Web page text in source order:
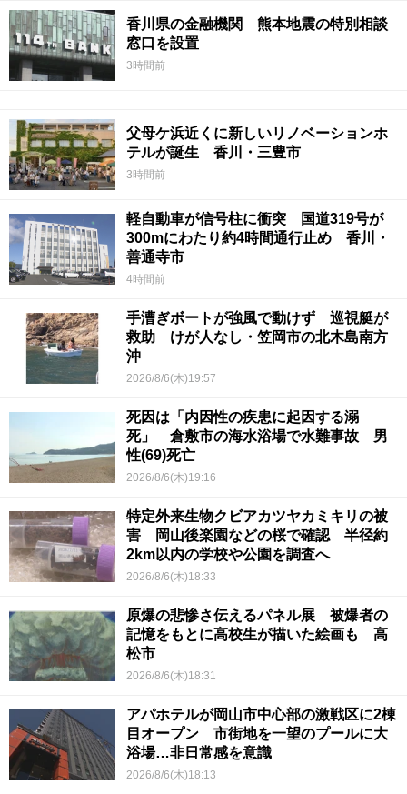
香川県の金融機関 熊本地震の特別相談
窓口を設置
3時間前
父母ケ浜近くに新しいリノベーションホ
テルが誕生 香川・三豊市
3時間前
軽自動車が信号柱に衝突 国道319号が
300mにわたり約4時間通行止め 香川・
善通寺市
4時間前
手漕ぎボートが強風で動けず 巡視艇が
救助 けが人なし・笠岡市の北木島南方
沖
2026/8/6(木)19:57
死因は「内因性の疾患に起因する溺
死」 倉敷市の海水浴場で水難事故 男
性(69)死亡
2026/8/6(木)19:16
特定外来生物クビアカツヤカミキリの被
害 岡山後楽園などの桜で確認 半径約
2km以内の学校や公園を調査へ
2026/8/6(木)18:33
原爆の悲惨さ伝えるパネル展 被爆者の
記憶をもとに高校生が描いた絵画も 高
松市
2026/8/6(木)18:31
アパホテルが岡山市中心部の激戦区に2棟
目オープン 市街地を一望のプールに大
浴場…非日常感を意識
2026/8/6(木)18:13